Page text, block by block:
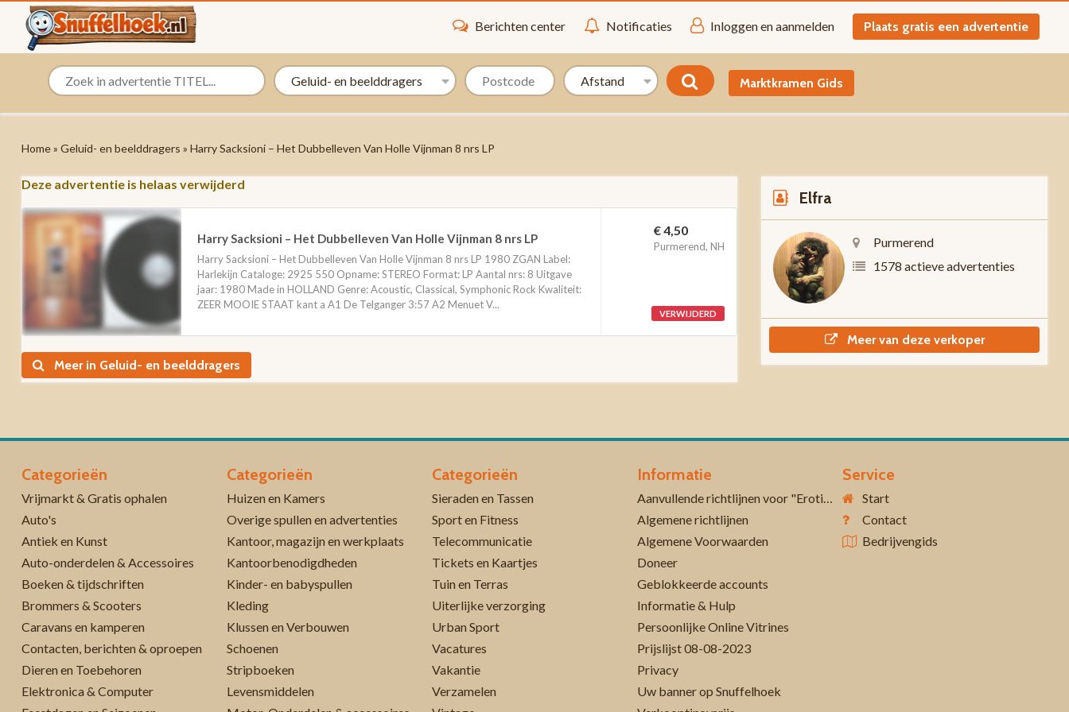
Berichten center Notificaties Inloggen en aanmelden Plaats gratis een advertentie
Marktkramen Gids
Home» Geluid- en beelddragers » Harry Sacksioni – Het Dubbelleven Van Holle Vijnman 8 nrs LP
Deze advertentie is helaas verwijderd
Harry Sacksioni – Het Dubbelleven Van Holle Vijnman 8 nrs LP
Harry Sacksioni – Het Dubbelleven Van Holle Vijnman 8 nrs LP 1980 ZGAN Label:
Harlekijn Cataloge: 2925 550 Opname: STEREO Format: LP Aantal nrs: 8 Uitgave
jaar: 1980 Made in HOLLAND Genre: Acoustic, Classical, Symphonic Rock Kwaliteit:
ZEER MOOIE STAAT kant a A1 De Telganger 3:57 A2 Menuet V...
€ 4,50
Purmerend, NH
VERWIJDERD
Meer in Geluid- en beelddragers
Elfra
Purmerend
1578 actieve advertenties
Meer van deze verkoper
Categorieën
Vrijmarkt & Gratis ophalen
Auto's
Antiek en Kunst
Auto-onderdelen & Accessoires
Boeken & tijdschriften
Brommers & Scooters
Caravans en kamperen
Contacten, berichten & oproepen
Dieren en Toebehoren
Elektronica & Computer
Categorieën
Huizen en Kamers
Overige spullen en advertenties
Kantoor, magazijn en werkplaats
Kantoorbenodigdheden
Kinder- en babyspullen
Kleding
Klussen en Verbouwen
Schoenen
Stripboeken
Levensmiddelen
Categorieën
Sieraden en Tassen
Sport en Fitness
Telecommunicatie
Tickets en Kaartjes
Tuin en Terras
Uiterlijke verzorging
Urban Sport
Vacatures
Vakantie
Verzamelen
Informatie
Aanvullende richtlijnen voor "Erotiek 18+"
Algemene richtlijnen
Algemene Voorwaarden
Doneer
Geblokkeerde accounts
Informatie & Hulp
Persoonlijke Online Vitrines
Prijslijst 08-08-2023
Privacy
Uw banner op Snuffelhoek
Service
Start
Contact
Bedrijvengids